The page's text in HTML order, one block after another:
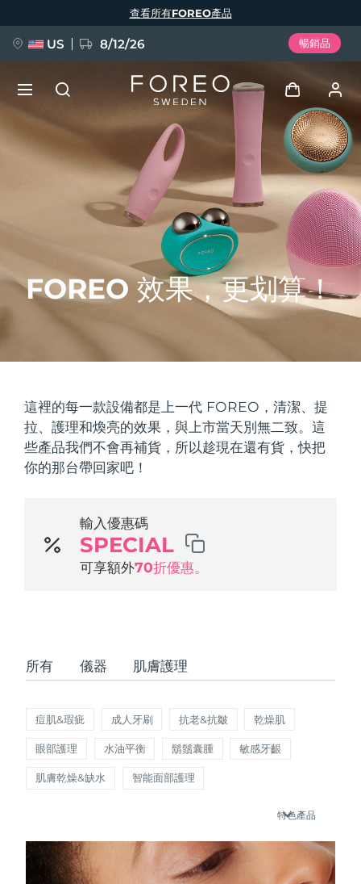
FOREO 效果，更划算！
這裡的每一款設備都是上一代 FOREO，清潔、提
拉、護理和煥亮的效果，與上市當天別無二致。這
些產品我們不會再補貨，所以趁現在還有貨，快把
你的那台帶回家吧！
輸入優惠碼
SPECIAL
可享額外70折優惠。
所有 儀器 肌膚護理
痘肌&瑕疵 成人牙刷 抗老&抗皺 乾燥肌
眼部護理 水油平衡 鬍鬚囊腫 敏感牙齦
肌膚乾燥&缺水 智能面部護理
特色產品
查看所有FOREO產品
US 8/12/26 暢銷品
登入
用戶信息
我的設備
我的訂單
我的地址
新品
FAQ™ Pure Beauty-Tech Elixir
BREAKING NEWS
FAQ™ Dual LED Panel
暢銷產品
紅光療法
瑞典美膚護理
LUNA™ 4 套裝
Anti-aging massage
BEAR™ 2 套裝
Microcurrent toning
語言
Deutsch
Español
Italiano
Português
Polski
Svenska
Русский
简体中文 繁體中文
發貨國家
美國 預計送達日期8/12/26
英國 預計送達日期8/11/26
澳洲
奧地利 預計送達日期
巴林
預計送達日期 8/11/26
百慕達 預計送達日期 8/17/26